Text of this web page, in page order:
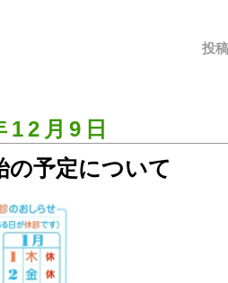
投
12月9日
の予定について